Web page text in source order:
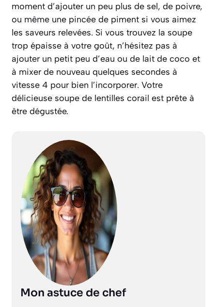
moment d’ajouter un peu plus de sel, de poivre,
ou même une pincée de piment si vous aimez
les saveurs relevées. Si vous trouvez la soupe
trop épaisse à votre goût, n’hésitez pas à
ajouter un petit peu d’eau ou de lait de coco et
à mixer de nouveau quelques secondes à
vitesse 4 pour bien l’incorporer. Votre
délicieuse soupe de lentilles corail est prête à
être dégustée.
Mon astuce de chef